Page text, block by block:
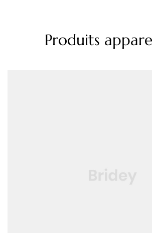
Produits